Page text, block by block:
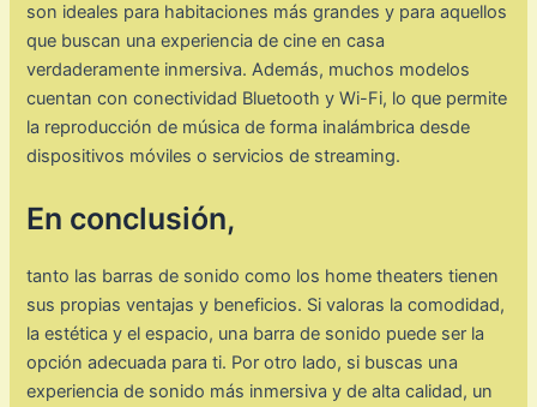
son ideales para habitaciones más grandes y para aquellos
que buscan una experiencia de cine en casa
verdaderamente inmersiva. Además, muchos modelos
cuentan con conectividad Bluetooth y Wi-Fi, lo que permite
la reproducción de música de forma inalámbrica desde
dispositivos móviles o servicios de streaming.
En conclusión,
tanto las barras de sonido como los home theaters tienen
sus propias ventajas y beneficios. Si valoras la comodidad,
la estética y el espacio, una barra de sonido puede ser la
opción adecuada para ti. Por otro lado, si buscas una
experiencia de sonido más inmersiva y de alta calidad, un